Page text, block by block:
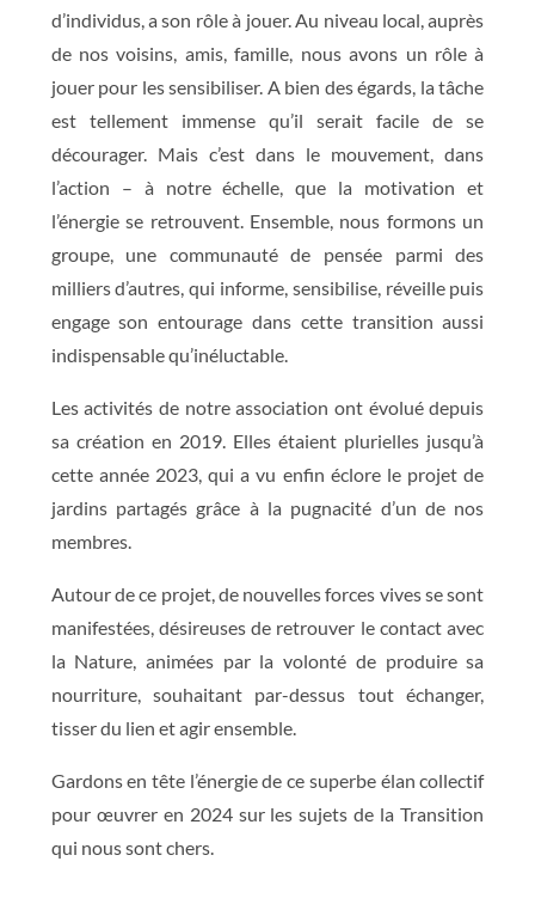
d’individus, a son rôle à jouer. Au niveau local, auprès
de nos voisins, amis, famille, nous avons un rôle à
jouer pour les sensibiliser. A bien des égards, la tâche
est tellement immense qu’il serait facile de se
décourager. Mais c’est dans le mouvement, dans
l’action – à notre échelle, que la motivation et
l’énergie se retrouvent. Ensemble, nous formons un
groupe, une communauté de pensée parmi des
milliers d’autres, qui informe, sensibilise, réveille puis
engage son entourage dans cette transition aussi
indispensable qu’inéluctable.
Les activités de notre association ont évolué depuis
sa création en 2019. Elles étaient plurielles jusqu’à
cette année 2023, qui a vu enfin éclore le projet de
jardins partagés grâce à la pugnacité d’un de nos
membres.
Autour de ce projet, de nouvelles forces vives se sont
manifestées, désireuses de retrouver le contact avec
la Nature, animées par la volonté de produire sa
nourriture, souhaitant par-dessus tout échanger,
tisser du lien et agir ensemble.
Gardons en tête l’énergie de ce superbe élan collectif
pour œuvrer en 2024 sur les sujets de la Transition
qui nous sont chers.